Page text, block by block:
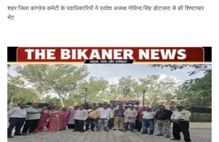
शहर जिला कांग्रेस कमेटी के पदाधिकारियों ने प्रदेश अध्यक्ष गोविन्द सिंह डोटासरा से की शिष्टाचार
भेंट